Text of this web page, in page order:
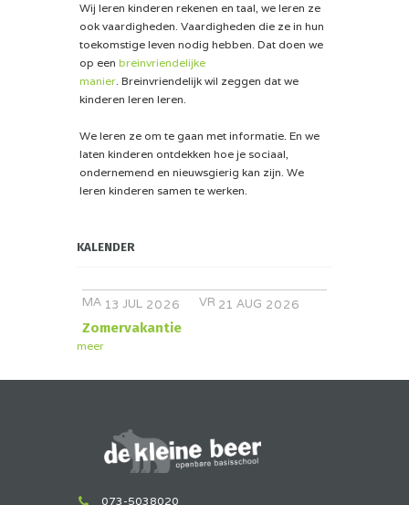
Wij leren kinderen rekenen en taal, we leren ze
ook vaardigheden. Vaardigheden die ze in hun
toekomstige leven nodig hebben. Dat doen we
op een breinvriendelijke
manier. Breinvriendelijk wil zeggen dat we
kinderen leren leren.
We leren ze om te gaan met informatie. En we
laten kinderen ontdekken hoe je sociaal,
ondernemend en nieuwsgierig kan zijn. We
leren kinderen samen te werken.
KALENDER
MA 13 JUL 2026 VR 21 AUG 2026
Zomervakantie
meer
073-5038020